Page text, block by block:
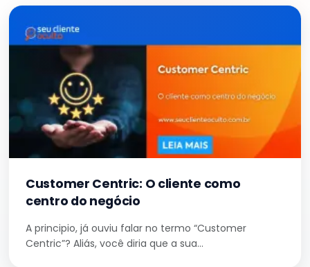
Customer Centric: O cliente como
centro do negócio
A principio, já ouviu falar no termo “Customer
Centric”? Aliás, você diria que a sua…